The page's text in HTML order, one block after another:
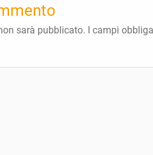
sarà pubblicato. I campi